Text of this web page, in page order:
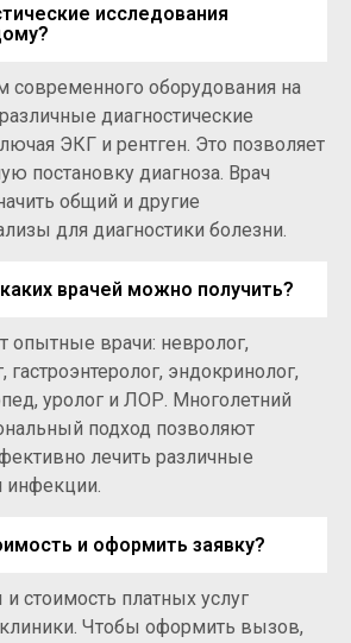
исследования
современного оборудования на
диагностические
ЭКГ и рентген. Это позволяет
постановку диагноза. Врач
общий и другие
для диагностики болезни.
врачей можно получить?
врачи: невролог,
гастроэнтеролог, эндокринолог,
уролог и ЛОР. Многолетний
подход позволяют
лечить различные
инфекции.
и оформить заявку?
стоимость платных услуг
клиники. Чтобы оформить вызов,